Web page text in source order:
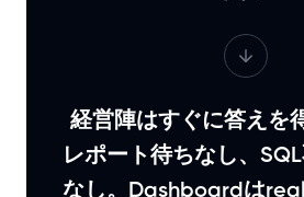
経営陣はすぐに答えを
レポート待ちなし、
なし。Dashboardは